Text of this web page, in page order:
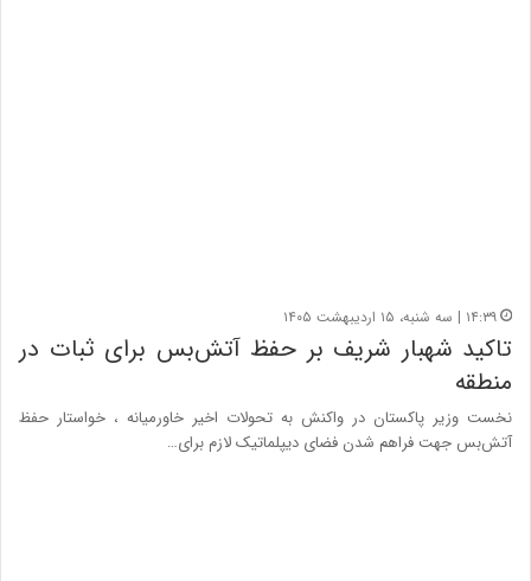
۱۴:۳۹ | سه شنبه، ۱۵ اردیبهشت ۱۴۰۵
تاکید شهبار شریف بر حفظ آتش‌بس برای ثبات در
منطقه
نخست وزیر پاکستان در واکنش به تحولات اخیر خاورمیانه ، خواستار حفظ
آتش‌بس جهت فراهم شدن فضای دیپلماتیک لازم برای…